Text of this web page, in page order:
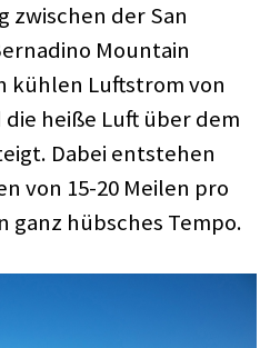
zwischen der San
Mountain
kühlen Luftstrom von
heiße Luft über dem
Dabei entstehen
von 15-20 Meilen pro
ganz hübsches Tempo.